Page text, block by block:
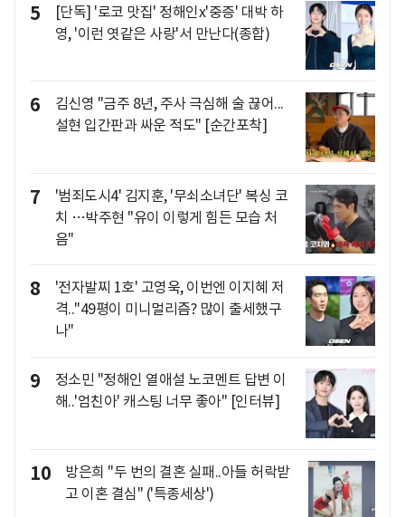
5
[단독] '로코 맛집' 정해인x'중증' 대박 하
영, '이런 엿같은 사랑'서 만난다(종합)
6
김신영 "금주 8년, 주사 극심해 술 끊어...
설현 입간판과 싸운 적도" [순간포착]
7
'범죄도시4' 김지훈, '무쇠소녀단' 복싱 코
치 …박주현 "유이 이렇게 힘든 모습 처
음"
8
'전자발찌 1호' 고영욱, 이번엔 이지혜 저
격.."49평이 미니멀리즘? 많이 출세했구
나"
9
정소민 "정해인 열애설 노코멘트 답변 이
해..'엄친아' 캐스팅 너무 좋아" [인터뷰]
10
방은희 "두 번의 결혼 실패..아들 허락받
고 이혼 결심" ('특종세상')